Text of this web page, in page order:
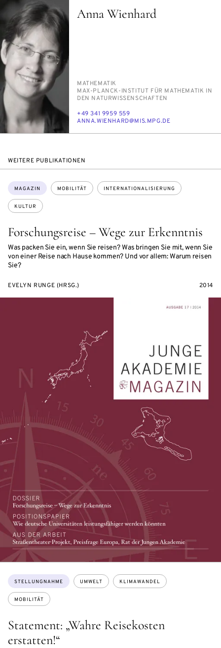
Anna Wienhard
PERSON_RESEARCH_SUBJECT
MA­THE­MA­TIK
INSTITUTION
MAX-PLANCK-IN­STI­TUT FÜR MA­THE­MA­TIK IN
DEN NA­TUR­WIS­SEN­SCHAF­TEN
TELEFON
+49 341 9959 559
E-
AN­NA.WIEN­HARD@MIS.MPG.DE
WEITERE PUBLIKATIONEN
Forschungsreise – Wege zur Erkenntnis
Was packen Sie ein, wenn Sie reisen? Was bringen Sie mit, wenn Sie
von einer Reise nach Hause kommen? Und vor allem: Warum reisen
Sie?
Themen:
MAGAZIN MOBILITÄT INTERNATIONALISIERUNG
KULTUR
EVELYN RUNGE (HRSG.) 2014
Statement: „Wahre Reisekosten
erstatten!“
Themen:
STELLUNGNAHME UMWELT KLIMAWANDEL
MOBILITÄT